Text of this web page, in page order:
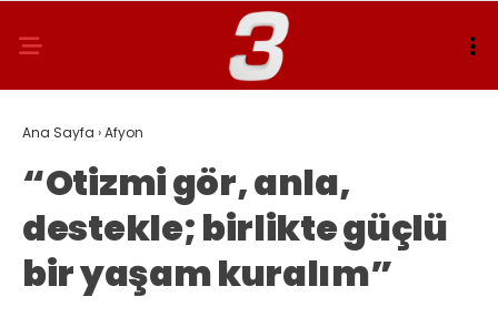
Ana Sayfa ›Afyon
“Otizmi gör, anla,
destekle; birlikte güçlü
bir yaşam kuralım”